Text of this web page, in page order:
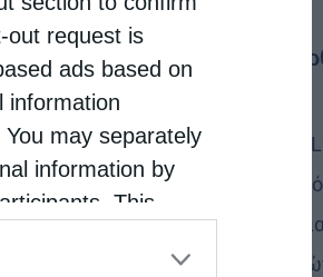
out request is
ads based on
information
may separately
information by
This
further disclose it to
Τελευταία
Η LEROY
Ερυθρό
εξοπλισμού